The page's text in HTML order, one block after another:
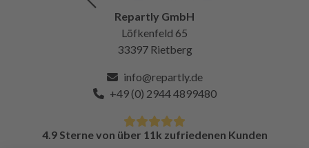
Repartly GmbH
Löfkenfeld 65
33397 Rietberg
info@repartly.de
+49 (0) 2944 4899480
4.9 Sterne von über 11k zufriedenen Kunden